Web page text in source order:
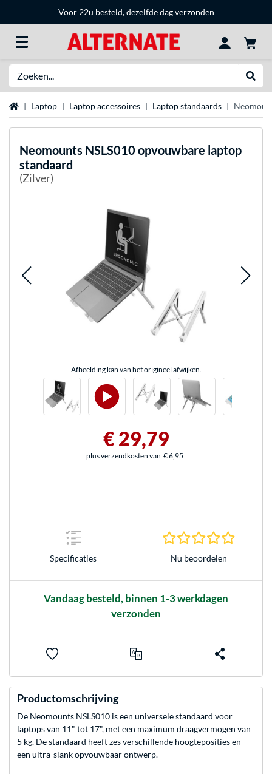
Voor 22u besteld, dezelfde dag verzonden
Home Laptop Laptop accessoires Laptop standaards
Neomounts NSLS010 opvouwbare laptop
standaard
(Zilver)
Afbeelding kan van het origineel afwijken.
€ 29,79
plus verzendkosten van € 6,95
Specificaties Nu beoordelen
Vandaag besteld, binnen 1-3 werkdagen
verzonden
Productomschrijving
De Neomounts NSLS010 is een universele standaard voor
laptops van 11" tot 17", met een maximum draagvermogen van
5 kg. De standaard heeft zes verschillende hoogteposities en
een ultra-slank opvouwbaar ontwerp.